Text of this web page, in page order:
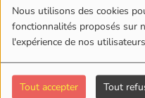
Nous utilisons des cookies
fonctionnalités proposés sur
l'expérience de nos
Tout accepter Tout
NATOXIE - SOUM
SOUM (2021)